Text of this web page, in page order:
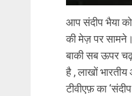
आप संदीप भैया
की मेज़ पर
बाकी सब ऊपर
है , लाखों
टीवीएफ़ का